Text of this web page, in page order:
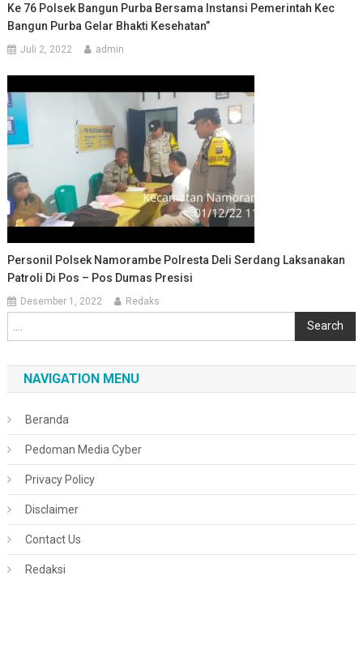
Ke 76 Polsek Bangun Purba Bersama Instansi Pemerintah Kec
Bangun Purba Gelar Bhakti Kesehatan”
Juli 2, 2022 admin
Personil Polsek Namorambe Polresta Deli Serdang Laksanakan
Patroli Di Pos – Pos Dumas Presisi
Desember 1, 2022 Redaks
Search
NAVIGATION MENU
Beranda
Pedoman Media Cyber
Privacy Policy
Disclaimer
Contact Us
Redaksi